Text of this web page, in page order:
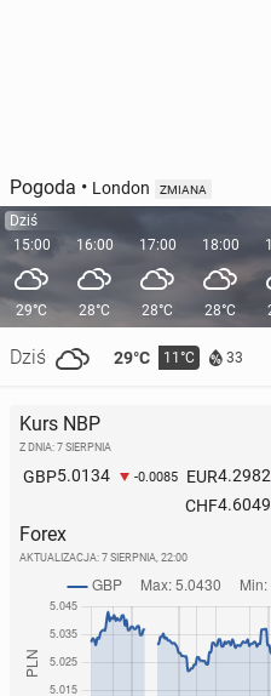
Pogoda • London ZMIANA
Dziś
15:00
29°C
Dziś 29°C 11°C 33
16:00
28°C
17:00
28°C
18:00
28°C
Kurs NBP
Z DNIA: 7 SIERPNIA
GBP5.0134 -0.0085 EUR4.2982
CHF4.6049
Forex
AKTUALIZACJA: 7 SIERPNIA, 22:00